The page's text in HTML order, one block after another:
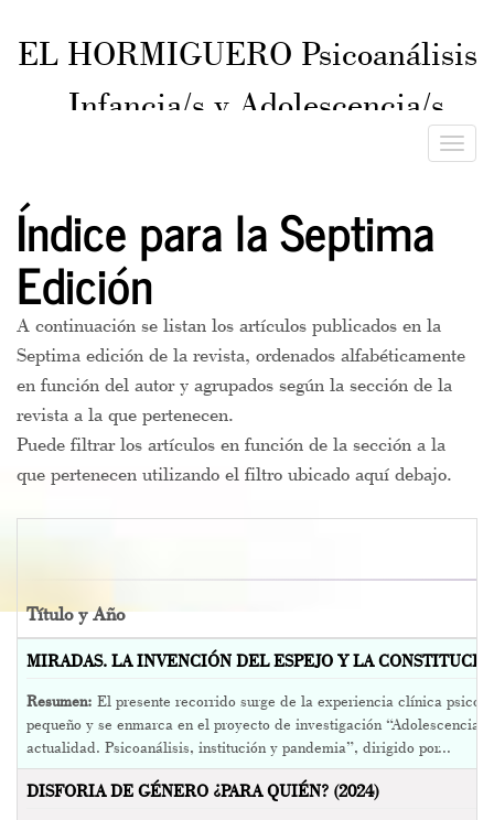
EL HORMIGUERO Psicoanálisis
Infancia/s y Adolescencia/s
Toggle
Índice para la Septima
Edición
A continuación se listan los artículos publicados en la
Septima edición de la revista, ordenados alfabéticamente
en función del autor y agrupados según la sección de la
revista a la que pertenecen.
Puede filtrar los artículos en función de la sección a la
que pertenecen utilizando el filtro ubicado aquí debajo.
Título y Año
MIRADAS. LA INVENCIÓN DEL ESPEJO Y LA
Resumen: El presente recorrido surge de la experiencia clínica
pequeño y se enmarca en el proyecto de investigación
actualidad. Psicoanálisis, institución y pandemia”, dirigido por...
DISFORIA DE GÉNERO ¿PARA QUIÉN? (2024)